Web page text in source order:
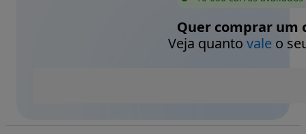
Quer comprar um
Veja quanto valeo